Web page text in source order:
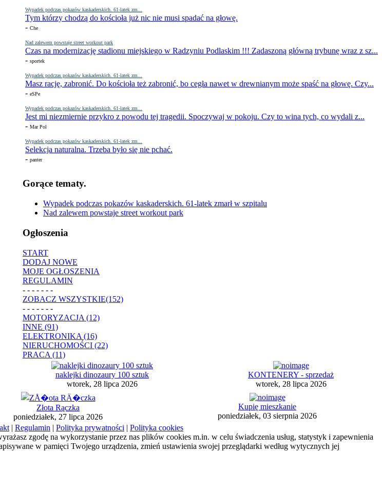
Wypadek podczas pokazów kaskaderskich. 61-latek zm...
Tym którzy chodzą do kościoła już nic nie musi spadać na głowę.
- Che
Nad zalewem powstaje street workout park
Czas na modernizację stadionu miejskiego w Radzyniu Podlaskim !!! Zadaszoną główną trybunę wraz z sz...
- sportek
Wypadek podczas pokazów kaskaderskich. 61-latek zm...
Masz rację, zabronić. Do kościoła też zabronić, bo cegła nawet w drewnianym może spaść na głowę. Czy...
- eSPe
Wypadek podczas pokazów kaskaderskich. 61-latek zm...
Jest mi niezmiernie przykro z powodu tej tragedii. Spoczywaj w pokoju. Czy to wina tych, co wydali z...
- Mar Pol
Wypadek podczas pokazów kaskaderskich. 61-latek zm...
Selekcja naturalna. Trzeba było się nie pchać.
- panter
Gorące tematy.
Wypadek podczas pokazów kaskaderskich. 61-latek zmarł w szpitalu
Nad zalewem powstaje street workout park
Ogłoszenia
START
DODAJ NOWE
MOJE OGŁOSZENIA
REGULAMIN
- - - - - - -
ZOBACZ WSZYSTKIE(152)
- - - - - - -
MOTORYZACJA (12)
INNE (91)
ELEKTRONIKA (16)
NIERUCHOMOŚCI (22)
PRACA (11)
naklejki dinozaury 100 sztuk
wtorek, 28 lipca 2026
KONTENERY - sprzedaż
wtorek, 28 lipca 2026
Złota Rączka
poniedziałek, 27 lipca 2026
Kupię mieszkanie
poniedziałek, 03 sierpnia 2026
| Regulamin | Polityka prywatności | Polityka cookies
zgodę na wykorzystanie przez nas plików cookies m.in. w celu świadczenia usług, statystyk i zapewnienia
w pamięci Twojego urządzenia, zmień ustawienia swojej przeglądarki według wytycznych jej